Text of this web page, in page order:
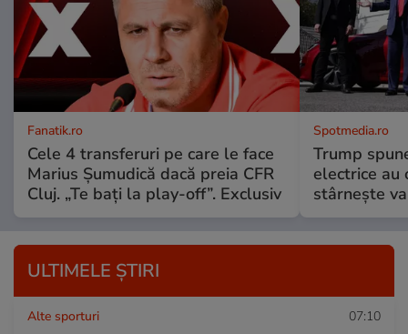
Fanatik.ro
Cele 4 transferuri pe care le face
Marius Șumudică dacă preia CFR
Cluj. „Te bați la play-off”. Exclusiv
Spotmedia.ro
Trump
electrice au
stârnește
ULTIMELE ȘTIRI
Alte sporturi 07:10